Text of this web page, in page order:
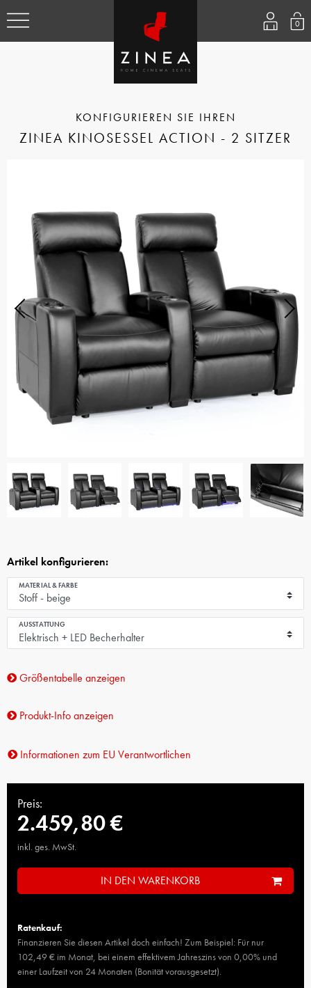
ZINEA KINOSESSEL ACTION - 2 SITZER
Artikel konfigurieren:
MATERIAL & FARBE
AUSSTATTUNG
Größentabelle anzeigen
Produkt-Info anzeigen
Informationen zum EU Verantwortlichen
Preis:
2.459,80 €
inkl. ges. MwSt.
IN DEN WARENKORB
Ratenkauf:
Finanzieren Sie diesen Artikel doch einfach! Zum Beispiel: Für nur
102,49 € im Monat, bei einem effektivem Jahreszins von 0,00% und
einer Laufzeit von 24 Monaten (Bonität vorausgesetzt).
0